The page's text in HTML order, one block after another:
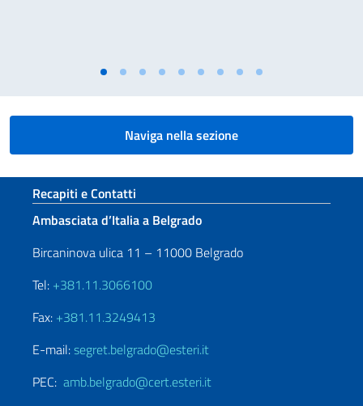
Naviga nella sezione
Sezione footer
Recapiti e Contatti
Ambasciata d’Italia a Belgrado
Bircaninova ulica 11 – 11000 Belgrado
Tel: +381.11.3066100
Fax: +381.11.3249413
E-mail:segret.belgrado@esteri.it
PEC: amb.belgrado@cert.esteri.it